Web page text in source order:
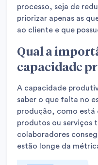
processo, seja de
priorizar apenas as
ao cliente e que
Qual a
capacidade
A capacidade
saber o que falta no
produção, como está
produtos ou serviços
colaboradores
estão longe da